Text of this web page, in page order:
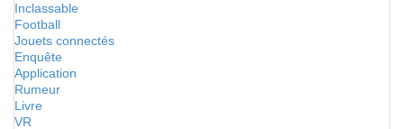
Inclassable
Football
Jouets connectés
Enquête
Application
Rumeur
Livre
VR